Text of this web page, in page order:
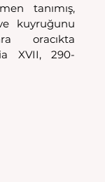
tanımış,
kuyruğunu
oracıkta
XVII, 290-